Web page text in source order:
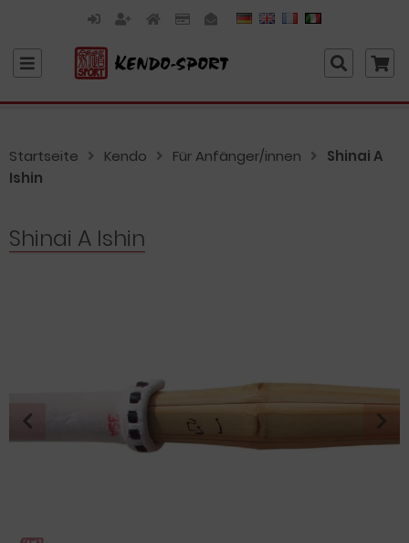
Startseite Kendo Für Anfänger/innen
Shinai A
Ishin
Shinai A Ishin